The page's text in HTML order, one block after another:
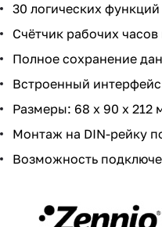
30 логических функций
Счётчик рабочих
Полное сохранение
Встроенный интерфейс
Размеры: 68 x 90 x 212
Монтаж на DIN-рейку
Возможность